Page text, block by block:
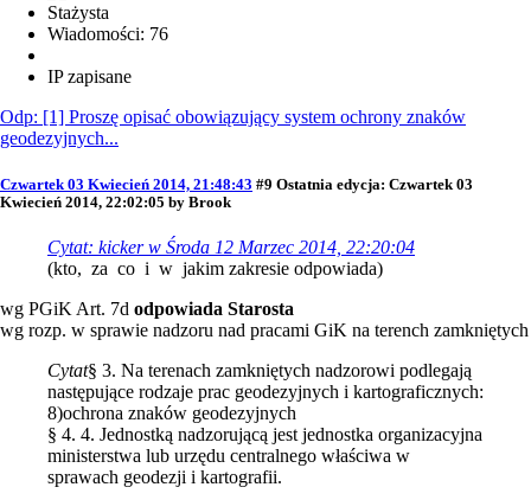
Stażysta
Wiadomości: 76
IP zapisane
Odp: [1] Proszę opisać obowiązujący system ochrony znaków
geodezyjnych...
Czwartek 03 Kwiecień 2014, 21:48:43 #9 Ostatnia edycja: Czwartek 03
Kwiecień 2014, 22:02:05 by Brook
Cytat: kicker w Środa 12 Marzec 2014, 22:20:04
(kto, za co i w jakim zakresie odpowiada)
wg PGiK Art. 7d odpowiada Starosta
wg rozp. w sprawie nadzoru nad pracami GiK na terench zamkniętych
Cytat§ 3. Na terenach zamkniętych nadzorowi podlegają
następujące rodzaje prac geodezyjnych i kartograficznych:
8)ochrona znaków geodezyjnych
§ 4. 4. Jednostką nadzorującą jest jednostka organizacyjna
ministerstwa lub urzędu centralnego właściwa w
sprawach geodezji i kartografii.